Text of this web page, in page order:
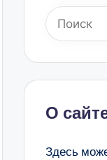
О
Здесь